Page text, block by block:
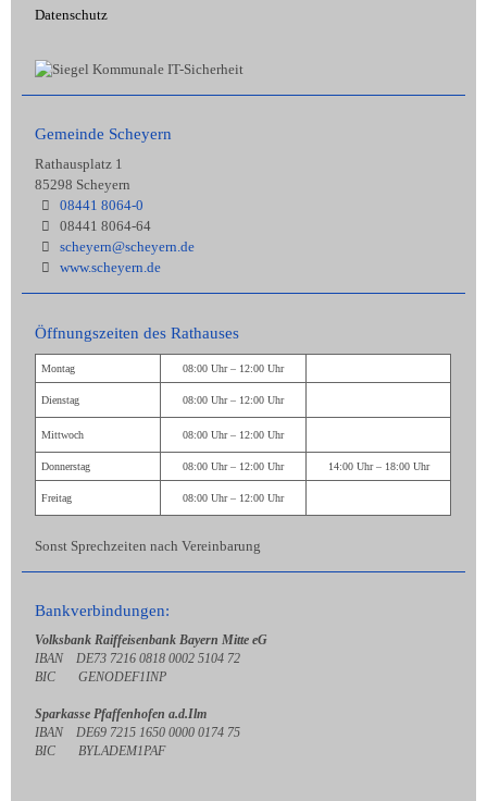
Datenschutz
Gemeinde Scheyern
Rathausplatz 1
85298 Scheyern
08441 8064-0
08441 8064-64
scheyern@scheyern.de
www.scheyern.de
Öffnungszeiten des Rathauses
Montag 08:00 Uhr – 12:00 Uhr
Dienstag 08:00 Uhr – 12:00 Uhr
Mittwoch 08:00 Uhr – 12:00 Uhr
Donnerstag 08:00 Uhr – 12:00 Uhr 14:00 Uhr – 18:00 Uhr
Freitag 08:00 Uhr – 12:00 Uhr
Sonst Sprechzeiten nach Vereinbarung
Bankverbindungen:
Volksbank Raiffeisenbank Bayern Mitte eG
IBAN DE73 7216 0818 0002 5104 72
BIC GENODEF1INP
Sparkasse Pfaffenhofen a.d.Ilm
IBAN DE69 7215 1650 0000 0174 75
BIC BYLADEM1PAF